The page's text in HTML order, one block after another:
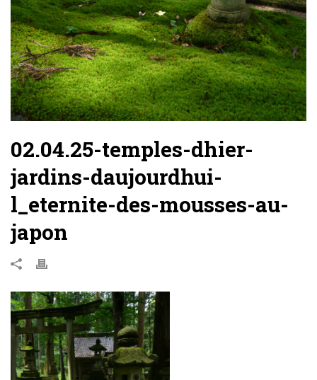
02.04.25-temples-dhier-
jardins-daujourdhui-
l_eternite-des-mousses-au-
japon